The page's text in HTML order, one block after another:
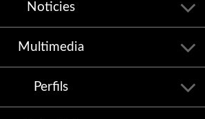
Noticies
Multimedia
Perfils